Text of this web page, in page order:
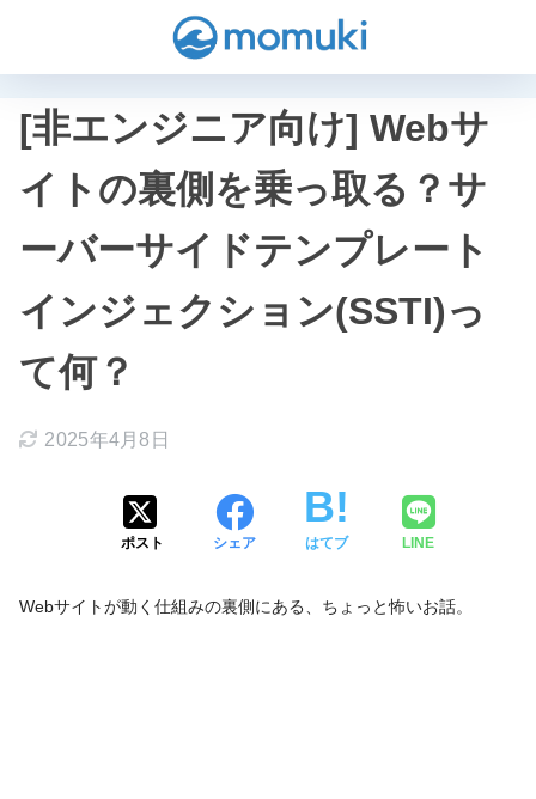
[非エンジニア向け] Webサ
イトの裏側を乗っ取る？サ
ーバーサイドテンプレート
インジェクション(SSTI)っ
て何？
2025年4月8日
ポスト シェア はてブ LINE
Webサイトが動く仕組みの裏側にある、ちょっと怖いお話。